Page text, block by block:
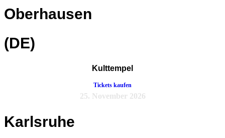
Oberhausen
(DE)
Kulttempel
Tickets kaufen
25. November 2026
Karlsruhe